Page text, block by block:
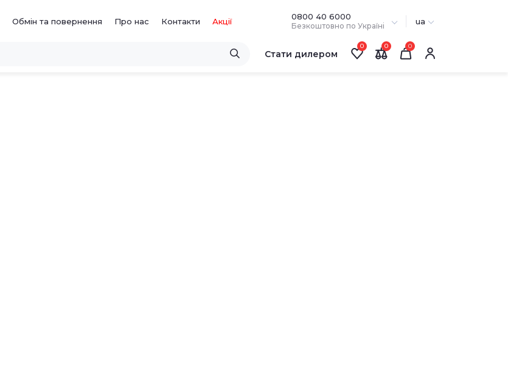
Обмін та повернення Про нас Контакти Акції 0800 40 6000
Безкоштовно по Україні ua
Стати дилером
0 0